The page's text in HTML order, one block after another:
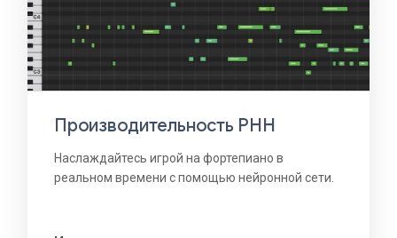
Производительность РНН
Наслаждайтесь игрой на фортепиано в
реальном времени с помощью нейронной сети.